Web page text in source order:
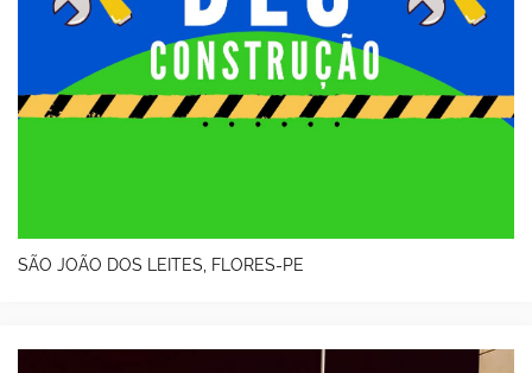
SÃO JOÃO DOS LEITES, FLORES-PE